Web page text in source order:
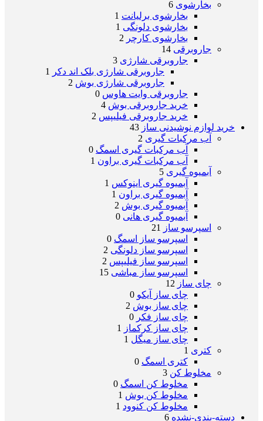
بخارشوی 6
بخارشوی برلیانت 1
بخارشوی دلونگی 1
بخارشوی کارچر 2
جاروبرقی 14
جاروبرقی شارژی 3
جاروبرقی شارژی بلک اند دکر
1
جاروبرقی شارژی بوش 2
جاروبرقی وایت هاوس 0
خرید جاروبرقی بوش 4
خرید جاروبرقی فیلیپس 2
خرید لوازم نوشیدنی ساز 43
آب مرکبات گیری 2
آب مرکبات گیری اسمگ 0
آب مرکبات گیری براون 1
آبمیوه گیری 5
آبمیوه گیری اینوکس 1
آبمیوه گیری براون 1
آبمیوه گیری بوش 2
آبمیوه گیری هانی 0
اسپرسو ساز
21
اسپرسو ساز اسمگ 0
اسپرسو ساز دلونگی 2
اسپرسو ساز فیلیپس 2
اسپرسو ساز مباشی 15
چای ساز 12
چای ساز آیکو 0
چای ساز بوش 2
چای ساز فکر 0
چای ساز کرکماز
1
چای ساز میگل 1
کتری 1
کتری اسمگ 0
مخلوط کن 3
مخلوط کن اسمگ 0
مخلوط کن بوش 1
مخلوط کن کنوود 1
دسته-بندی-نشده 6